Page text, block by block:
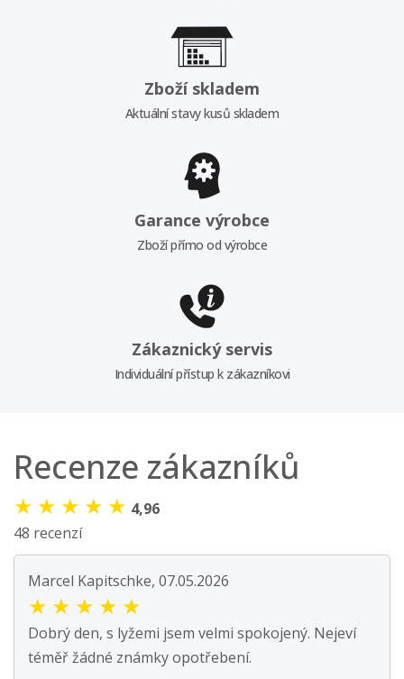
Zboží skladem
Aktuální stavy kusů skladem
Garance výrobce
Zboží přímo od výrobce
Zákaznický servis
Individuální přístup k zákazníkovi
Recenze zákazníků
★ ★ ★ ★ ★ 4,96
48 recenzí
Marcel Kapitschke, 07.05.2026
★ ★ ★ ★ ★
Dobrý den, s lyžemi jsem velmi spokojený. Nejeví
téměř žádné známky opotřebení.